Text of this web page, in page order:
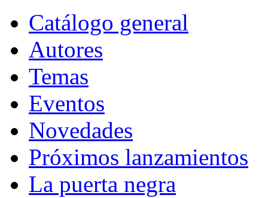
Catálogo general
Autores
Temas
Eventos
Novedades
Próximos lanzamientos
La puerta negra